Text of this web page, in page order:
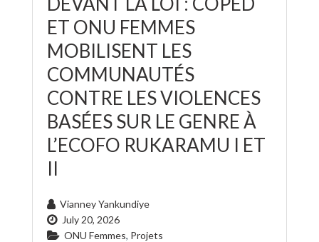
ET ONU FEMMES
MOBILISENT LES
COMMUNAUTÉS
CONTRE LES VIOLENCES
BASÉES SUR LE GENRE À
L’ECOFO RUKARAMU I ET
II
Vianney Yankundiye
July 20, 2026
ONU Femmes, Projets